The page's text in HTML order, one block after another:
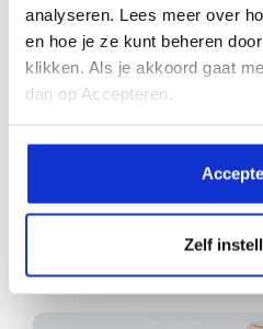
analyseren. Lees meer over
en hoe je ze kunt beheren
klikken. Als je akkoord gaat
dan op Accepteren.
Zelf
ademen méér is
snel ademen?